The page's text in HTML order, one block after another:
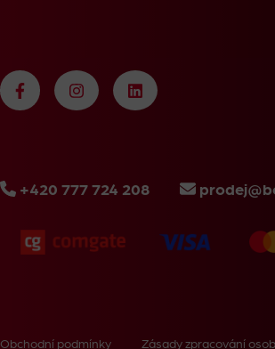
+420 777 724 208
Obchodní podmínky Zásady zpracování